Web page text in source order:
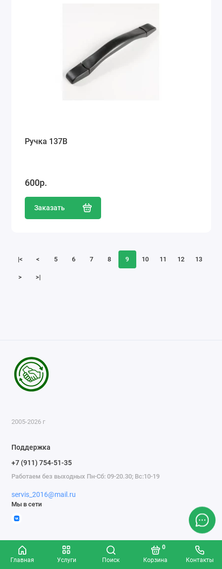
Главная Услуги Поиск Корзина
0
Контакты
Ручка 137В
600р.
Заказать
|< < 5 6 7 8 9 10 11 12 13
> >|
2005-2026 г
Поддержка
+7 (911) 754-51-35
Работаем без выходных Пн-Сб: 09-20.30; Вс:10-19
servis_2016@mail.ru
Мы в сети